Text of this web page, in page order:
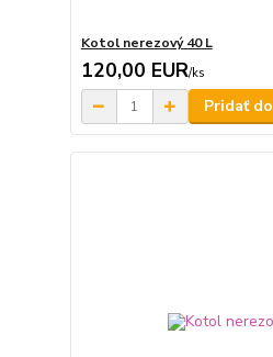
Kotol nerezový 40 L
120,00 EUR/ks
Pridať